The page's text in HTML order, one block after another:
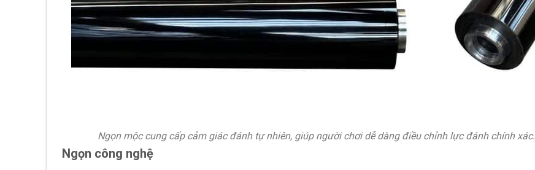
Ngọn mộc cung cấp cảm giác đánh tự nhiên, giúp người chơi dễ dàng điều chỉnh lực đánh chính xác.
Ngọn công nghệ